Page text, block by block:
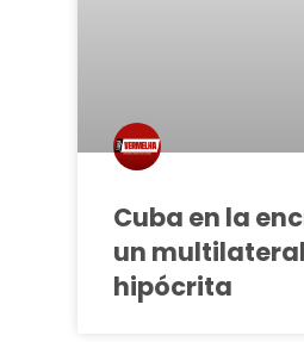
Cuba en la
un
hipócrita